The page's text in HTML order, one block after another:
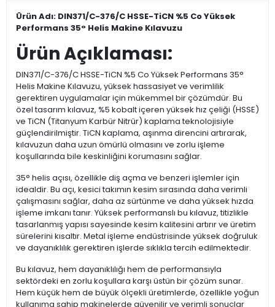
Ürün Adı: DIN371/C-376/C HSSE-TiCN %5 Co Yüksek
Performans 35° Helis Makine Kılavuzu
Ürün Açıklaması:
DIN371/C-376/C HSSE-TiCN %5 Co Yüksek Performans 35°
Helis Makine Kılavuzu, yüksek hassasiyet ve verimlilik
gerektiren uygulamalar için mükemmel bir çözümdür. Bu
özel tasarım kılavuz, %5 kobalt içeren yüksek hız çeliği (HSSE)
ve TiCN (Titanyum Karbür Nitrür) kaplama teknolojisiyle
güçlendirilmiştir. TiCN kaplama, aşınma direncini artırarak,
kılavuzun daha uzun ömürlü olmasını ve zorlu işleme
koşullarında bile keskinliğini korumasını sağlar.
35° helis açısı, özellikle diş açma ve benzeri işlemler için
idealdir. Bu açı, kesici takımın kesim sırasında daha verimli
çalışmasını sağlar, daha az sürtünme ve daha yüksek hızda
işleme imkanı tanır. Yüksek performanslı bu kılavuz, titizlikle
tasarlanmış yapısı sayesinde kesim kalitesini artırır ve üretim
sürelerini kısaltır. Metal işleme endüstrisinde yüksek doğruluk
ve dayanıklılık gerektiren işlerde sıklıkla tercih edilmektedir.
Bu kılavuz, hem dayanıklılığı hem de performansıyla
sektördeki en zorlu koşullara karşı üstün bir çözüm sunar.
Hem küçük hem de büyük ölçekli üretimlerde, özellikle yoğun
kullanıma sahip makinelerde güvenilir ve verimli sonuçlar